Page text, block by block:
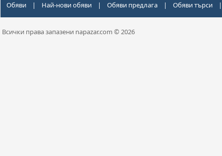
Обяви | Най-нови обяви | Обяви предлага | Обяви търси |
Всички права запазени napazar.com © 2026